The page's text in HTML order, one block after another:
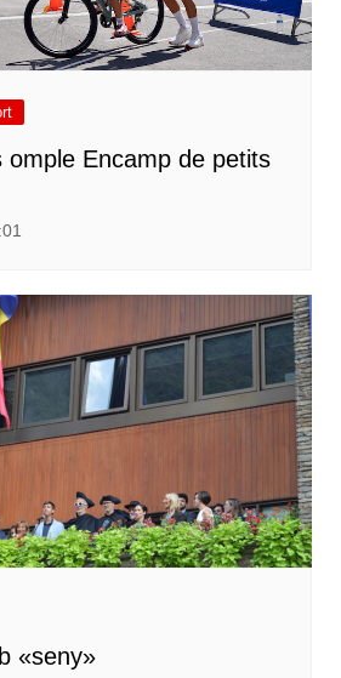
omple Encamp de petits
«seny»